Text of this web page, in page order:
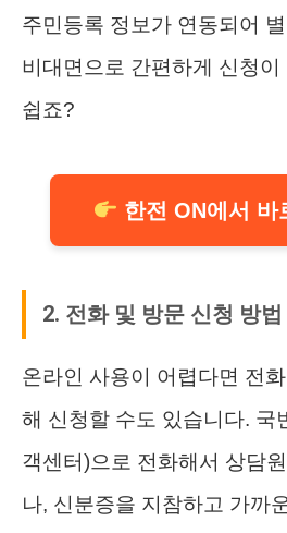
주민등록 정보가 연동되어
비대면으로 간편하게 신청
쉽죠?
한전 ON에서 바
2. 전화 및 방문 신청 방법
온라인 사용이 어렵다면 전
해 신청할 수도 있습니다. 국
객센터)으로 전화해서 상담
나, 신분증을 지참하고 가까